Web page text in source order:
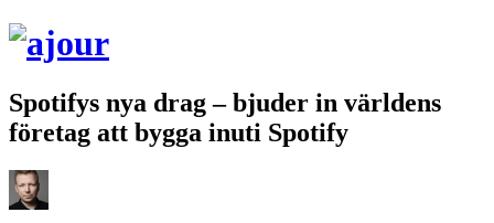
Spotifys nya drag – bjuder in världens
företag att bygga inuti Spotify